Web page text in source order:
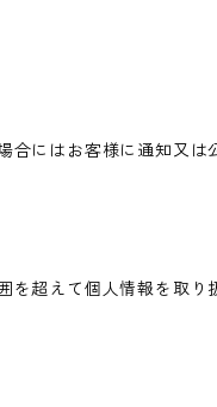
にはお客様に通知又は
超えて個人情報を取り